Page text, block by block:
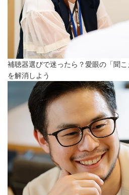
補聴器選びで迷ったら？愛眼の「聞
を解消しよう